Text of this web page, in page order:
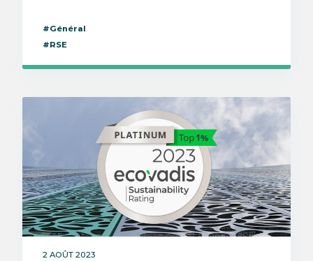
#Général
#RSE
2 AOÛT 2023